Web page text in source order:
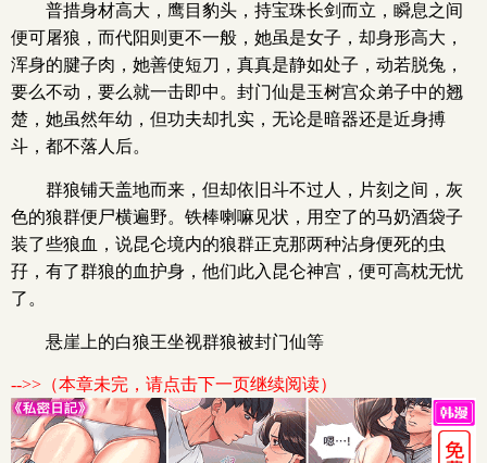
普措身材高大，鹰目豹头，持宝珠长剑而立，瞬息之间
便可屠狼，而代阳则更不一般，她虽是女子，却身形高大，
浑身的腱子肉，她善使短刀，真真是静如处子，动若脱兔，
要么不动，要么就一击即中。封门仙是玉树宫众弟子中的翘
楚，她虽然年幼，但功夫却扎实，无论是暗器还是近身搏
斗，都不落人后。
群狼铺天盖地而来，但却依旧斗不过人，片刻之间，灰
色的狼群便尸横遍野。铁棒喇嘛见状，用空了的马奶酒袋子
装了些狼血，说昆仑境内的狼群正克那两种沾身便死的虫
孖，有了群狼的血护身，他们此入昆仑神宫，便可高枕无忧
了。
悬崖上的白狼王坐视群狼被封门仙等
-->>（本章未完，请点击下一页继续阅读）